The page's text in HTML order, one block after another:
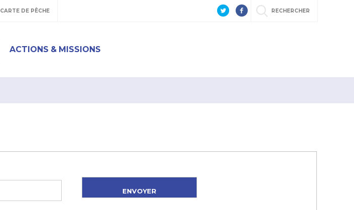
CARTE DE PÊCHE RECHERCHER
ACTIONS & MISSIONS